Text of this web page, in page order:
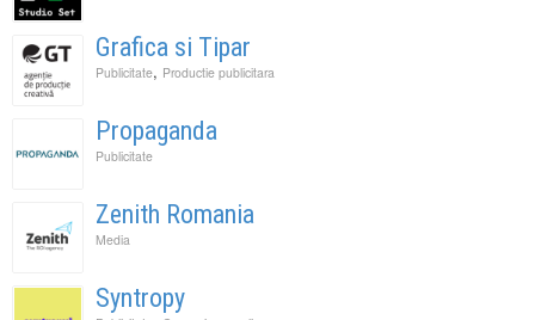
Grafica si Tipar
Publicitate, Productie publicitara
Propaganda
Publicitate
Zenith Romania
Media
Syntropy